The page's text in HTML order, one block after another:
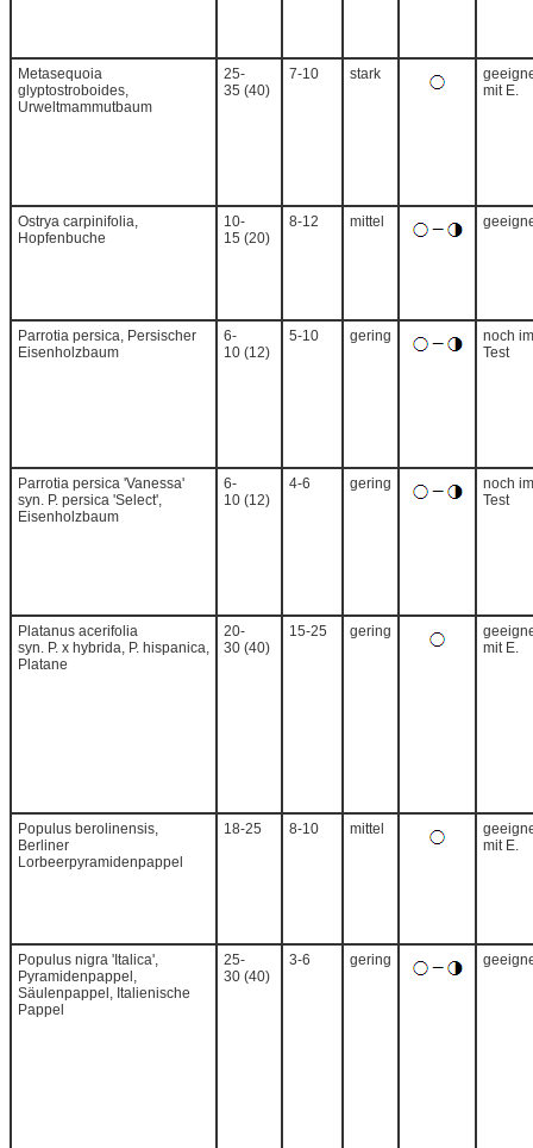
Metasequoia
glyptostroboides,
Urweltmammutbaum
25-
35 (40)
7-10 stark
mit E.
Ostrya carpinifolia,
Hopfenbuche
10-
15 (20)
8-12 mittel
Parrotia persica, Persischer
Eisenholzbaum
6-
10 (12)
5-10 gering
noch im
Test
Parrotia persica 'Vanessa'
syn. P. persica 'Select',
Eisenholzbaum
6-
10 (12)
4-6 gering
noch im
Test
Platanus acerifolia
syn. P. x hybrida, P. hispanica,
Platane
20-
30 (40)
15-25 gering
mit E.
Populus berolinensis,
Berliner
Lorbeerpyramidenpappel
18-25 8-10 mittel
mit E.
Populus nigra 'Italica',
Pyramidenpappel,
Säulenpappel, Italienische
Pappel
25-
30 (40)
3-6 gering